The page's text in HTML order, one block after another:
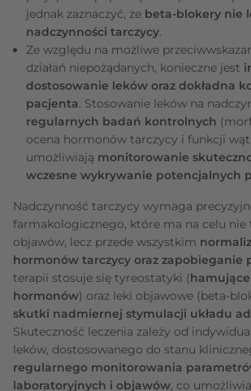
jednak zaznaczyć, że beta-blokery nie
nadczynności tarczycy.
Ze względu na możliwe
działań niepożądanych, konieczne jest
dostosowanie leków oraz dokładna
pacjenta. Stosowanie leków na
regularnych badań kontrolnych
ocena hormonów tarczycy i funkcji
umożliwiają monitorowanie
wczesne wykrywanie potencjalnych
Nadczynność tarczycy wymaga
farmakologicznego, które ma na celu
objawów, lecz przede wszystkim
hormonów tarczycy oraz zapobieganie
terapii stosuje się tyreostatyki (
hormonów) oraz leki objawowe (beta-
skutki nadmiernej stymulacji układu
Skuteczność leczenia zależy od
leków, dostosowanego do stanu
regularnego monitorowania
laboratoryjnych i objawów, co